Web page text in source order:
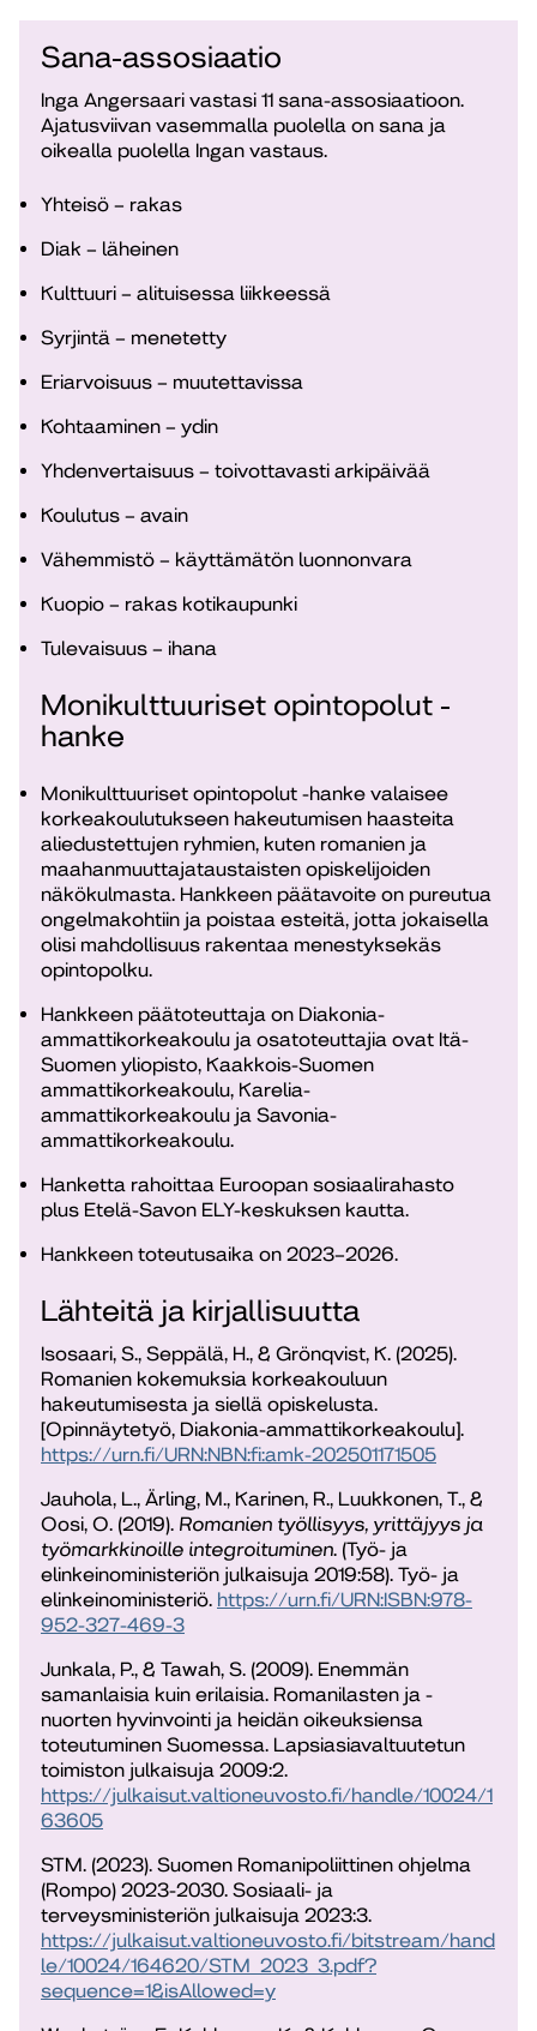
Sana-assosiaatio
Inga Angersaari vastasi 11 sana-assosiaatioon.
Ajatusviivan vasemmalla puolella on sana ja
oikealla puolella Ingan vastaus.
Yhteisö – rakas
Diak – läheinen
Kulttuuri – alituisessa liikkeessä
Syrjintä – menetetty
Eriarvoisuus – muutettavissa
Kohtaaminen – ydin
Yhdenvertaisuus – toivottavasti arkipäivää
Koulutus – avain
Vähemmistö – käyttämätön luonnonvara
Kuopio – rakas kotikaupunki
Tulevaisuus – ihana
Monikulttuuriset opintopolut -
hanke
Monikulttuuriset opintopolut -hanke valaisee
korkeakoulutukseen hakeutumisen haasteita
aliedustettujen ryhmien, kuten romanien ja
maahanmuuttajataustaisten opiskelijoiden
näkökulmasta. Hankkeen päätavoite on pureutua
ongelmakohtiin ja poistaa esteitä, jotta jokaisella
olisi mahdollisuus rakentaa menestyksekäs
opintopolku.
Hankkeen päätoteuttaja on Diakonia-
ammattikorkeakoulu ja osatoteuttajia ovat Itä-
Suomen yliopisto, Kaakkois-Suomen
ammattikorkeakoulu, Karelia-
ammattikorkeakoulu ja Savonia-
ammattikorkeakoulu.
Hanketta rahoittaa Euroopan sosiaalirahasto
plus Etelä-Savon ELY-keskuksen kautta.
Hankkeen toteutusaika on 2023–2026.
Lähteitä ja kirjallisuutta
Isosaari, S., Seppälä, H., & Grönqvist, K. (2025).
Romanien kokemuksia korkeakouluun
hakeutumisesta ja siellä opiskelusta.
[Opinnäytetyö, Diakonia-ammattikorkeakoulu].
https://urn.fi/URN:NBN:fi:amk-202501171505
Jauhola, L., Ärling, M., Karinen, R., Luukkonen, T., &
Oosi, O. (2019). Romanien työllisyys, yrittäjyys ja
työmarkkinoille integroituminen. (Työ- ja
elinkeinoministeriön julkaisuja 2019:58). Työ- ja
elinkeinoministeriö. https://urn.fi/URN:ISBN:978-
952-327-469-3
Junkala, P., & Tawah, S. (2009). Enemmän
samanlaisia kuin erilaisia. Romanilasten ja -
nuorten hyvinvointi ja heidän oikeuksiensa
toteutuminen Suomessa. Lapsiasiavaltuutetun
toimiston julkaisuja 2009:2.
https://julkaisut.valtioneuvosto.fi/handle/10024/1
63605
STM. (2023). Suomen Romanipoliittinen ohjelma
(Rompo) 2023-2030. Sosiaali- ja
terveysministeriön julkaisuja 2023:3.
https://julkaisut.valtioneuvosto.fi/bitstream/hand
le/10024/164620/STM_2023_3.pdf?
sequence=1&isAllowed=y